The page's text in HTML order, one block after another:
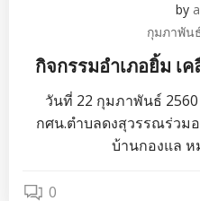
by
กุมภาพัน
กิจกรรมอำเภอยิ้ม เ
วันที่ 22 กุมภาพันธ์
กศน.ตำบลดงสุวรรณร่วม
บ้านกองแล
0